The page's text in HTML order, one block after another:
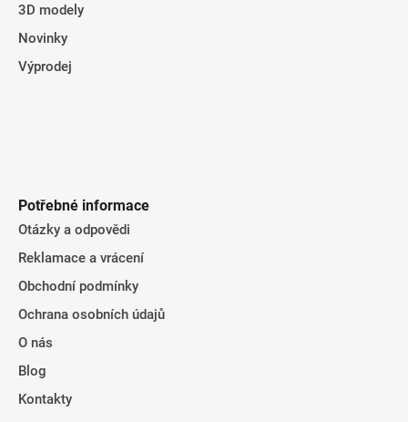
3D modely
Novinky
Výprodej
Potřebné informace
Otázky a odpovědi
Reklamace a vrácení
Obchodní podmínky
Ochrana osobních údajů
O nás
Blog
Kontakty